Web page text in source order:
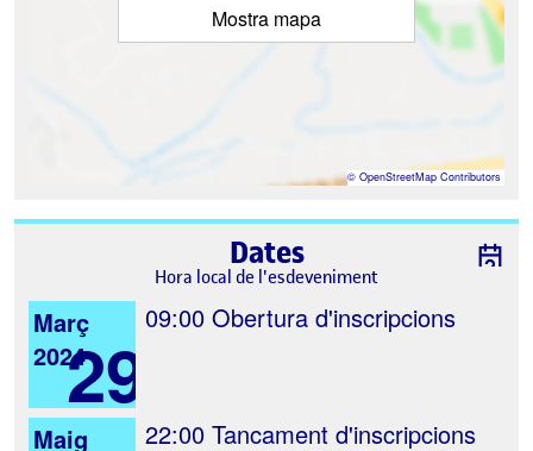
Mostra mapa
© OpenStreetMap Contributors
Dates
Hora local de l'esdeveniment
Març
202429
09:00 Obertura d'inscripcions
Maig 22:00 Tancament d'inscripcions